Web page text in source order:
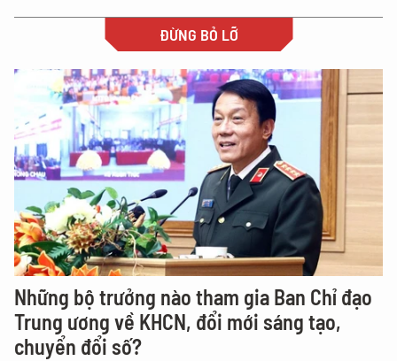
ĐỪNG BỎ LỠ
Những bộ trưởng nào tham gia Ban Chỉ đạo
Trung ương về KHCN, đổi mới sáng tạo,
chuyển đổi số?